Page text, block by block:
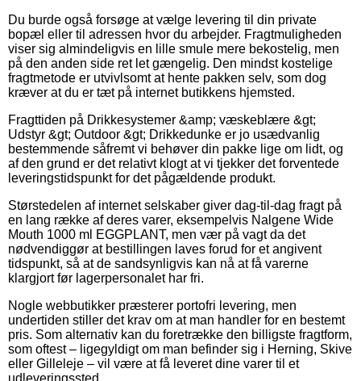
Du burde også forsøge at vælge levering til din private
bopæl eller til adressen hvor du arbejder. Fragtmuligheden
viser sig almindeligvis en lille smule mere bekostelig, men
på den anden side ret let gængelig. Den mindst kostelige
fragtmetode er utvivlsomt at hente pakken selv, som dog
kræver at du er tæt på internet butikkens hjemsted.
Fragttiden på Drikkesystemer &amp; væskeblære &gt;
Udstyr &gt; Outdoor &gt; Drikkedunke er jo usædvanlig
bestemmende såfremt vi behøver din pakke lige om lidt, og
af den grund er det relativt klogt at vi tjekker det forventede
leveringstidspunkt for det pågældende produkt.
Størstedelen af internet selskaber giver dag-til-dag fragt på
en lang række af deres varer, eksempelvis Nalgene Wide
Mouth 1000 ml EGGPLANT, men vær på vagt da det
nødvendiggør at bestillingen laves forud for et angivent
tidspunkt, så at de sandsynligvis kan nå at få varerne
klargjort før lagerpersonalet har fri.
Nogle webbutikker præsterer portofri levering, men
undertiden stiller det krav om at man handler for en bestemt
pris. Som alternativ kan du foretrække den billigste fragtform,
som oftest – ligegyldigt om man befinder sig i Herning, Skive
eller Gilleleje – vil være at få leveret dine varer til et
udleveringssted.